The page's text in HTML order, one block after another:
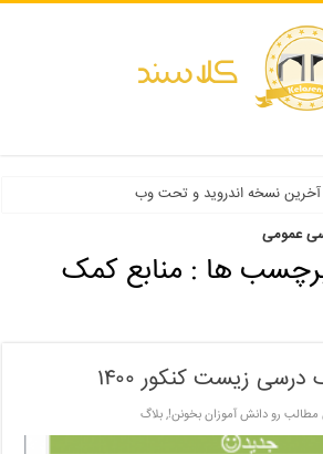
آخرین نسخه اندروید و تحت وب
دانشگاه آزاد ۹۹
عمومی
برچسب ها : منابع کمک
زیست کنکور ۱۴۰۰
مطالب رو دانش آموزان بخونن!,بلاگ